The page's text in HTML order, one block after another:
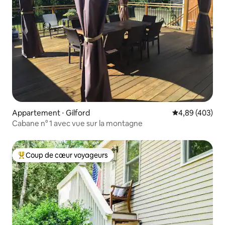
Appartement ⋅ Gilford Évaluation
4,89 (403)
Cabane n° 1 avec vue sur la montagne
Coups de cœur voyageurs les plus appréciés
Coup de cœur voyageurs